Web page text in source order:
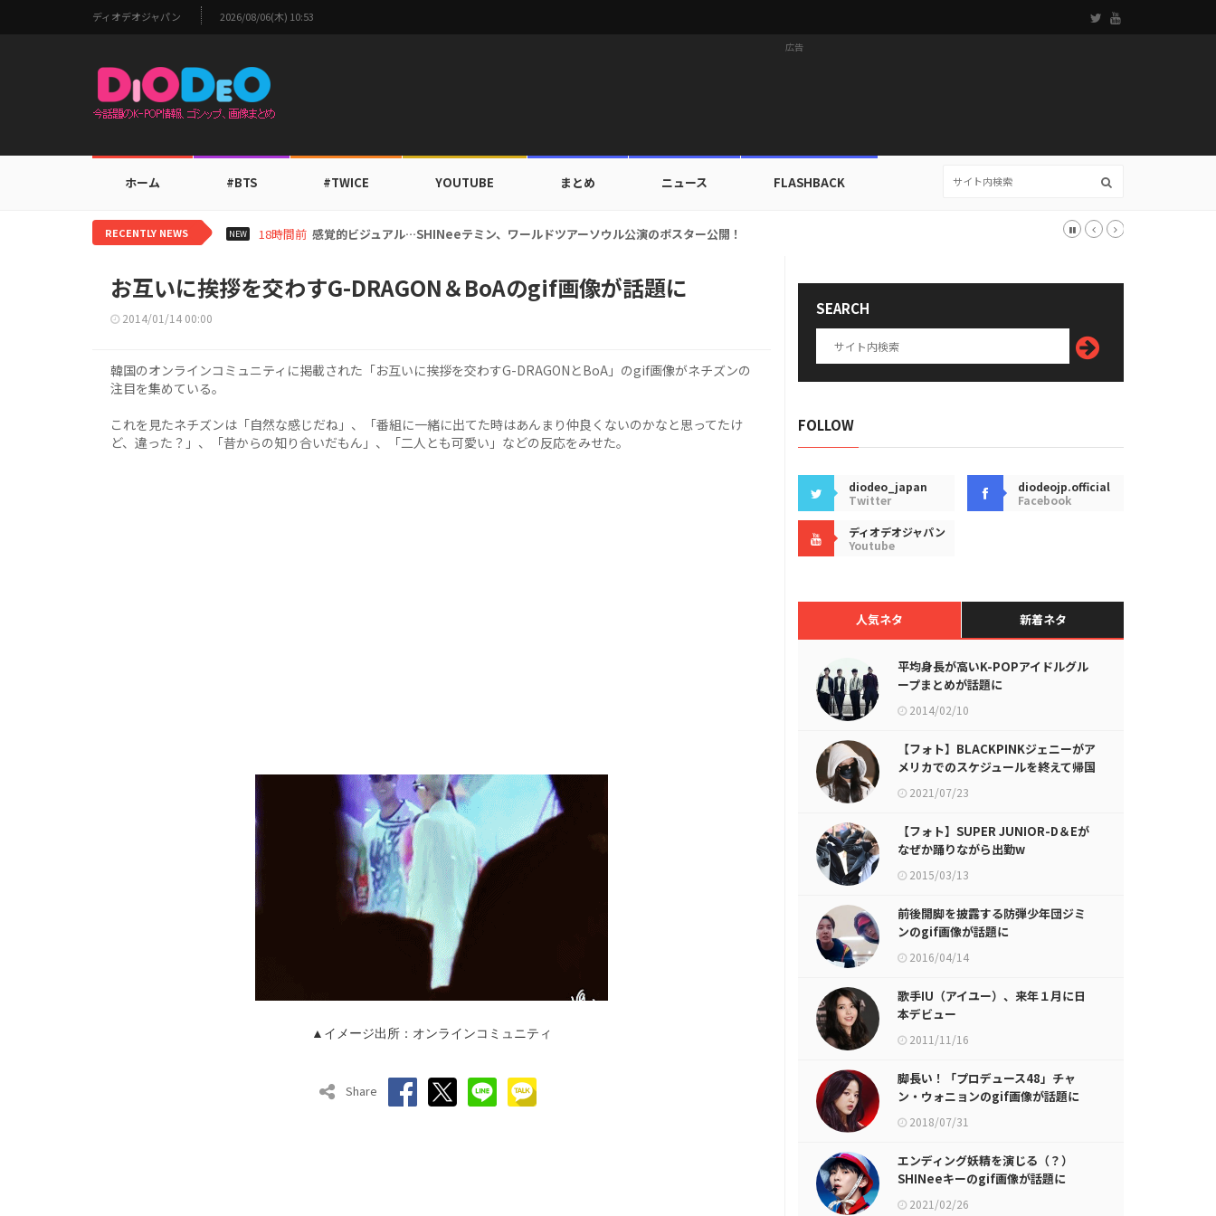
ディオデオジャパン 2026/08/06(木) 10:53
広告
ホーム #BTS #TWICE YOUTUBE まとめ ニュース FLASHBACK
RECENTLY NEWS NEW 20時間前 i-dleシュファ、ブランドン「セーフ・デイズ」と日常・旅行スタイルを提案！
お互いに挨拶を交わすG-DRAGON＆BoAのgif画像が話題に
2014/01/14 00:00
韓国のオンラインコミュニティに掲載された「お互いに挨拶を交わすG-DRAGONとBoA」のgif画像がネチズンの
注目を集めている。
これを見たネチズンは「自然な感じだね」、「番組に一緒に出てた時はあんまり仲良くないのかなと思ってたけ
ど、違った？」、「昔からの知り合いだもん」、「二人とも可愛い」などの反応をみせた。
▲イメージ出所：オンラインコミュニティ
Share
SEARCH
FOLLOW
diodeo_japan
Twitter
diodeojp.official
Facebook
ディオデオジャパン
Youtube
人気ネタ 新着ネタ
平均身長が高いK-POPアイドルグル
ープまとめが話題に
2014/02/10
【フォト】BLACKPINKジェニーがア
メリカでのスケジュールを終えて帰国
2021/07/23
【フォト】SUPER JUNIOR-D＆Eが
なぜか踊りながら出勤w
2015/03/13
前後開脚を披露する防弾少年団ジミ
ンのgif画像が話題に
2016/04/14
歌手IU（アイユー）、来年１月に日
本デビュー
2011/11/16
脚長い！「プロデュース48」チャ
ン・ウォニョンのgif画像が話題に
2018/07/31
エンディング妖精を演じる（？）
SHINeeキーのgif画像が話題に
2021/02/26